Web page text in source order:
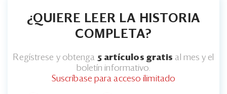
¿QUIERE LEER LA HISTORIA
COMPLETA?
Regístrese y obtenga 5 artículos gratis al mes y el
boletín informativo.
Suscríbase para acceso ilimitado